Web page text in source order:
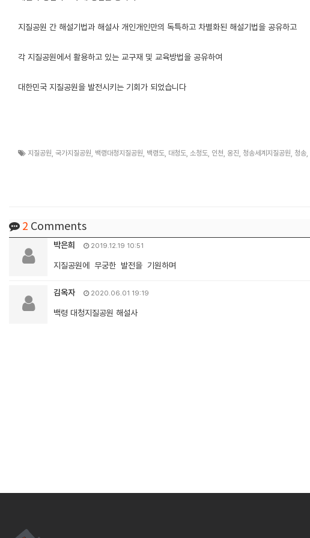
지질공원 간 해설기법과 해설사 개인개인만의 독특하고 차별화된 해설기법을 공유하고
각 지질공원에서 활용하고 있는 교구재 및 교육방법을 공유하여
대한민국 지질공원을 발전시키는 기회가 되었습니다
지질공원 국가지질공원 백령대청지질공원 백령도 대청도 소청도 인천 옹진 청송세계지질공원 청송
2 Comments
박은희 2019.12.19 10:51
지질공원에 무궁한 발전을 기원하며
김옥자 2020.06.01 19:19
백령 대청지질공원 해설사